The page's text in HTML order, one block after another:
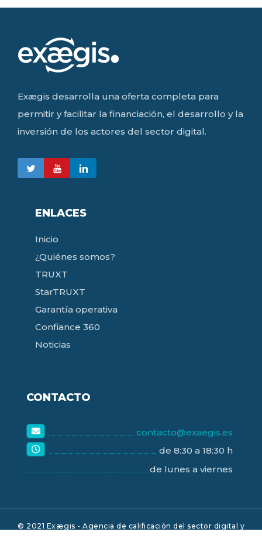
Exægis desarrolla una oferta completa para
permitir y facilitar la financiación, el desarrollo y la
inversión de los actores del sector digital.
ENLACES
Inicio
¿Quiénes somos?
TRUXT
StarTRUXT
Garantía operativa
Confiance 360
Noticias
CONTACTO
contacto@exaegis.es
de 8:30 a 18:30 h
de lunes a viernes
© 2021 Exægis - Agencia de calificación del sector digital y